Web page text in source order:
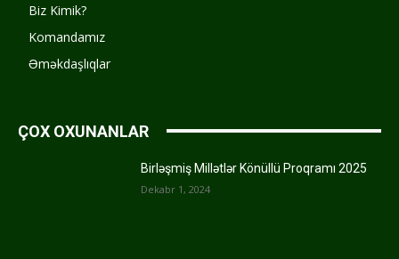
Biz Kimik?
Komandamız
Əməkdaşlıqlar
ÇOX OXUNANLAR
Birləşmiş Millətlər Könüllü Proqramı 2025
Dekabr 1, 2024